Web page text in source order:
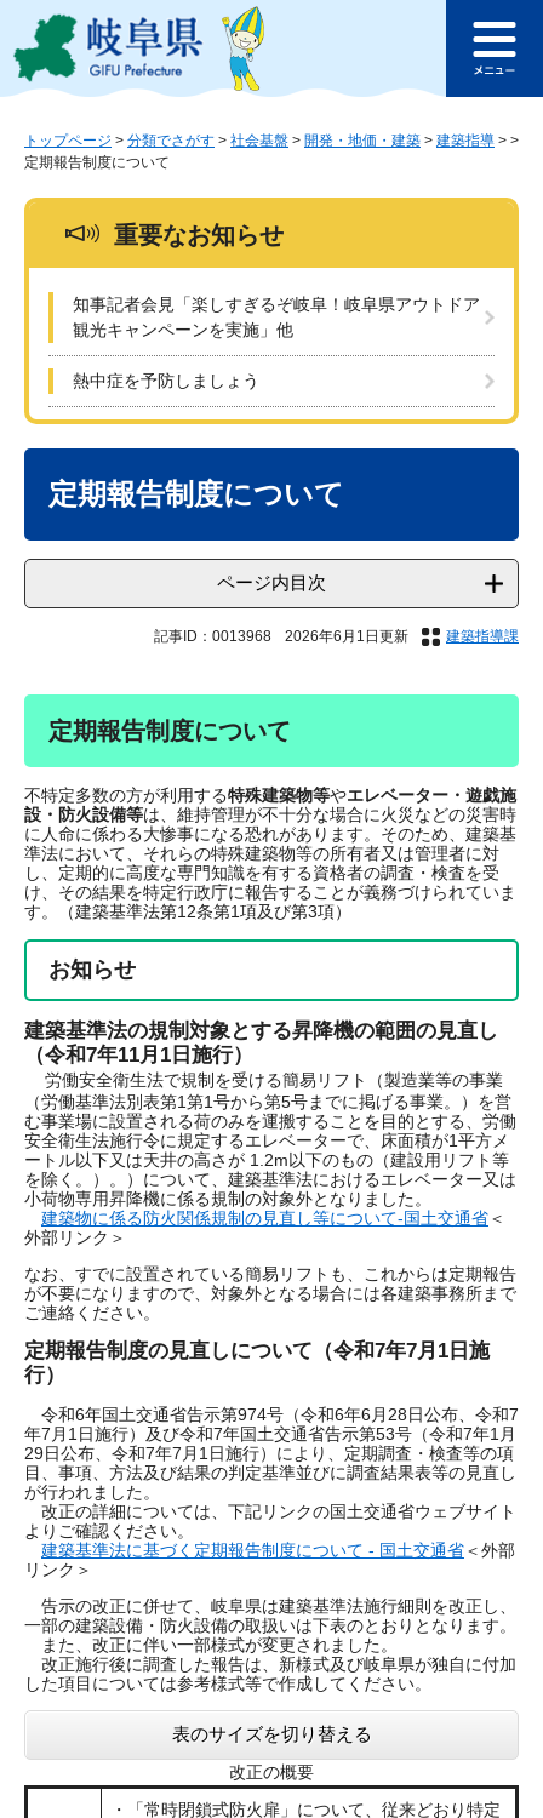
ジ
ュ
このページの本文へ
ュ
トップページ > 分類でさがす > 社会基盤 > 開発・地価・建築 > 建築指導 > >
定期報告制度について
重要なお知らせ
知事記者会見「楽しすぎるぞ岐阜！岐阜県アウトドア
観光キャンペーンを実施」他
熱中症を予防しましょう
定期報告制度について
ページ内目次
記事ID：0013968 2026年6月1日更新 建築指導課
定期報告制度について
不特定多数の方が利用する特殊建築物等やエレベーター・遊戯施
設・防火設備等は、維持管理が不十分な場合に火災などの災害時
に人命に係わる大惨事になる恐れがあります。そのため、建築基
準法において、それらの特殊建築物等の所有者又は管理者に対
し、定期的に高度な専門知識を有する資格者の調査・検査を受
け、その結果を特定行政庁に報告することが義務づけられていま
す。（建築基準法第12条第1項及び第3項）
お知らせ
建築基準法の規制対象とする昇降機の範囲の見直し
（令和7年11月1日施行）
労働安全衛生法で規制を受ける簡易リフト（製造業等の事業
（労働基準法別表第1第1号から第5号までに掲げる事業。）を営
む事業場に設置される荷のみを運搬することを目的とする、労働
安全衛生法施行令に規定するエレベーターで、床面積が1平方メ
ートル以下又は天井の高さが 1.2m以下のもの（建設用リフト等
を除く。）。）について、建築基準法におけるエレベーター又は
小荷物専用昇降機に係る規制の対象外となりました。​
建築物に係る防火関係規制の見直し等について-国土交通省＜
外部リンク＞
​なお、すでに設置されている簡易リフトも、これからは定期報告
が不要になりますので、対象外となる場合には各建築事務所まで
ご連絡ください。
定期報告制度の見直しについて（令和7年7月1日施
行）
令和6年国土交通省告示第974号（令和6年6月28日公布、令和7
年7月1日施行）及び令和7年国土交通省告示第53号（令和7年1月
29日公布、令和7年7月1日施行）により、定期調査・検査等の項
目、事項、方法及び結果の判定基準並びに調査結果表等の見直し
が行われました。
改正の詳細については、下記リンクの国土交通省ウェブサイト
よりご確認ください。
建築基準法に基づく定期報告制度について - 国土交通省​＜外部
リンク＞
告示の改正に併せて、岐阜県は建築基準法施行細則を改正し、
一部の建築設備・防火設備の取扱いは下表のとおりとなります。
また、改正に伴い一部様式が変更されました。
改正施行後に調査した報告は、新様式及び岐阜県が独自に付加
した項目については参考様式等で作成してください。
表のサイズを切り替える
改正の概要
・「常時閉鎖式防火扉」について、従来どおり特定